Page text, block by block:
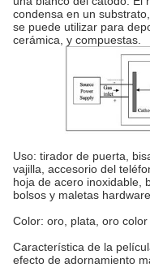
condensa en un
se puede utilizar para
cerámica, y compuestas.
Uso: tirador de puerta,
vajilla, accesorio del
hoja de acero inoxidable,
bolsos y maletas
Color: oro, plata, oro
Característica de la
efecto de adornamiento